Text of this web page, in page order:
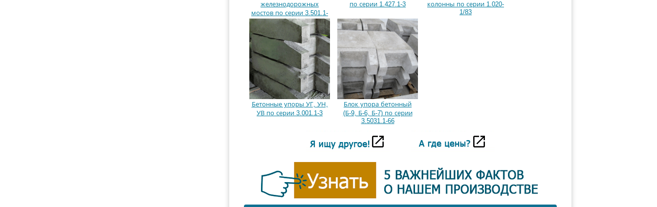
железнодорожных
мостов по серии 3.501.1-
167
по серии 1.427.1-3
колонны по серии 1.020-
1/83
Бетонные упоры УГ, УН,
УВ по серии 3.001.1-3
Блок упора бетонный
(Б-9, Б-6, Б-7) по серии
3.5031.1-66